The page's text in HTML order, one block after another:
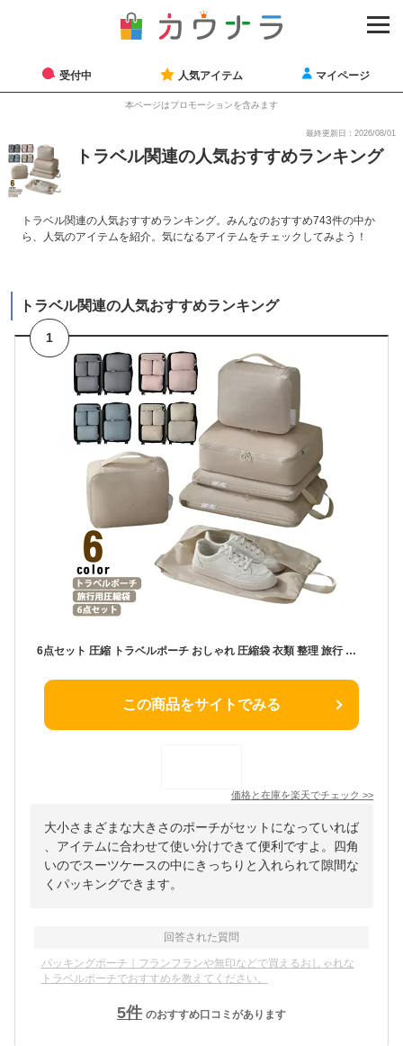
受付中 人気アイテム マイページ
本ページはプロモーションを含みます
最終更新日：2026/08/01
トラベル関連の人気おすすめランキング
トラベル関連の人気おすすめランキング。みんなのおすすめ743件の中か
ら、人気のアイテムを紹介。気になるアイテムをチェックしてみよう！
トラベル関連の人気おすすめランキング
1
6点セット 圧縮 トラベルポーチ おしゃれ 圧縮袋 衣類 整理 旅行 出張 旅行用圧縮袋 パッキングポーチ 洗面用具 便利グッズ 靴用 下着収納 小物入れ 圧縮バッグ 撥水加工 収納バッグ 仕切り ファスナー 防災グッズ 大容量
この商品をサイトでみる
価格と在庫を楽天でチェック >>
大小さまざまな大きさのポーチがセットになっていれば
、アイテムに合わせて使い分けできて便利ですよ。四角
いのでスーツケースの中にきっちりと入れられて隙間な
くパッキングできます。
回答された質問
パッキングポーチ｜フランフランや無印などで買えるおしゃれな
トラベルポーチでおすすめを教えてください。
5件 のおすすめ口コミがあります